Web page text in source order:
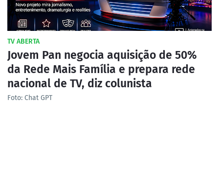
TV ABERTA
Jovem Pan negocia aquisição de 50%
da Rede Mais Família e prepara rede
nacional de TV, diz colunista
Foto: Chat GPT